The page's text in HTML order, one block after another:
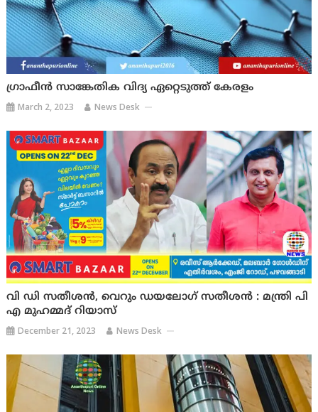
ഗ്രാഫീൻ സാങ്കേതിക വിദ്യ ഏറ്റെടുത്ത് കേരളം
March 2, 2023 News Desk
വി ഡി സതീശൻ, വെറും ഡയലോഗ് സതീശൻ : മന്ത്രി പി
എ മുഹമ്മദ് റിയാസ്
December 21, 2023 News Desk